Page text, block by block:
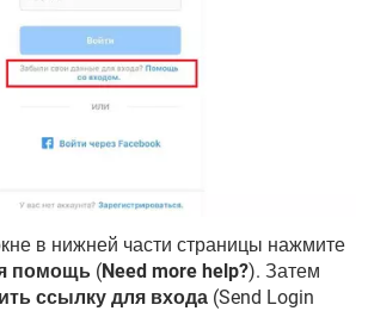
в нижней части страницы нажмите
помощь (Need more help?). Затем
ссылку для входа (Send Login